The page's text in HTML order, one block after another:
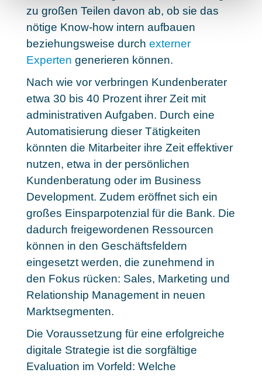
zu großen Teilen davon ab, ob sie das
nötige Know-how intern aufbauen
beziehungsweise durch externer
Experten generieren können.
Nach wie vor verbringen Kundenberater
etwa 30 bis 40 Prozent ihrer Zeit mit
administrativen Aufgaben. Durch eine
Automatisierung dieser Tätigkeiten
könnten die Mitarbeiter ihre Zeit effektiver
nutzen, etwa in der persönlichen
Kundenberatung oder im Business
Development. Zudem eröffnet sich ein
großes Einsparpotenzial für die Bank. Die
dadurch freigewordenen Ressourcen
können in den Geschäftsfeldern
eingesetzt werden, die zunehmend in
den Fokus rücken: Sales, Marketing und
Relationship Management in neuen
Marktsegmenten.
Die Voraussetzung für eine erfolgreiche
digitale Strategie ist die sorgfältige
Evaluation im Vorfeld: Welche